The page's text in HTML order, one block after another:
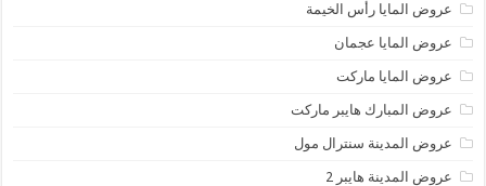
عروض المايا رأس الخيمة
عروض المايا عجمان
عروض المايا ماركت
عروض المبارك هايبر ماركت
عروض المدينة سنترال مول
عروض المدينة هايبر 2